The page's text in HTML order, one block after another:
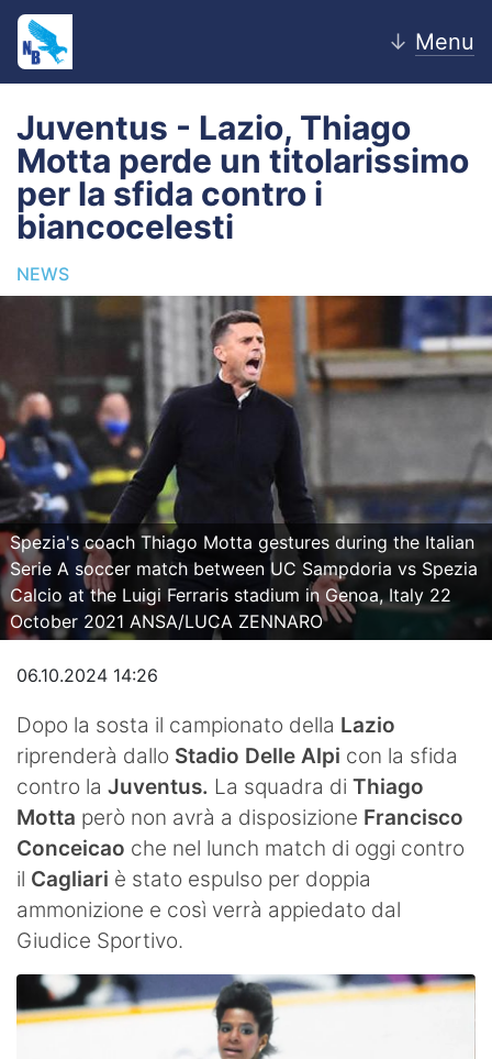
↓ Menu
Home
News
Editoriale
Pagelle
Settore Giovanile
Lazio Women
Calciomercato
Video
Juventus - Lazio, Thiago
Motta perde un titolarissimo
per la sfida contro i
biancocelesti
NEWS
Spezia's coach Thiago Motta gestures during the Italian
Serie A soccer match between UC Sampdoria vs Spezia
Calcio at the Luigi Ferraris stadium in Genoa, Italy 22
October 2021 ANSA/LUCA ZENNARO
06.10.2024 14:26
Dopo la sosta il campionato della Lazio
riprenderà dallo Stadio Delle Alpi con la sfida
contro la Juventus. La squadra di Thiago
Motta però non avrà a disposizione Francisco
Conceicao che nel lunch match di oggi contro
il Cagliari è stato espulso per doppia
ammonizione e così verrà appiedato dal
Giudice Sportivo.